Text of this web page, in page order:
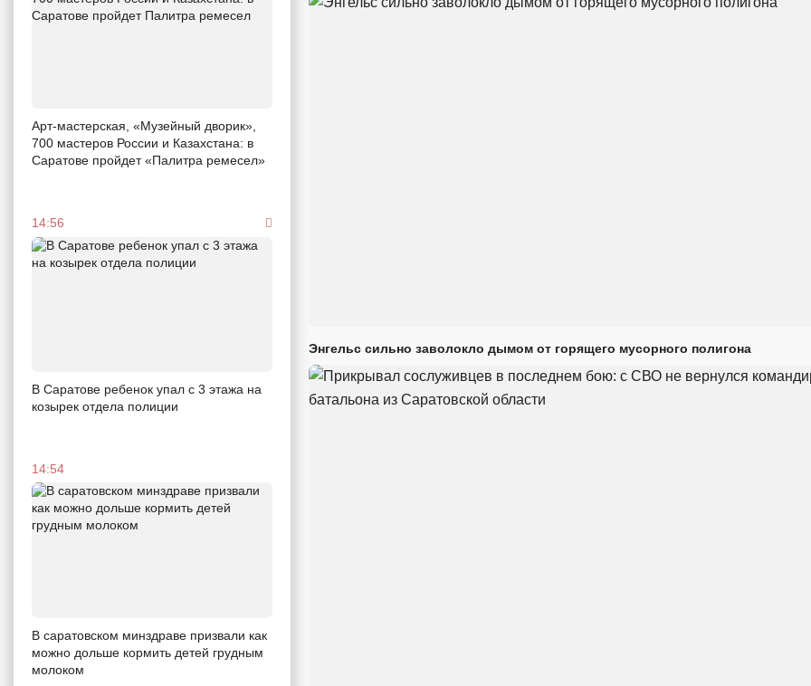
Арт-мастерская, «Музейный дворик»,
700 мастеров России и Казахстана: в
Саратове пройдет «Палитра ремесел»
14:56
В Саратове ребенок упал с 3 этажа на
козырек отдела полиции
14:54
В саратовском минздраве призвали как
можно дольше кормить детей грудным
молоком
Энгельс сильно заволокло дымом от горящего мусорного полигона